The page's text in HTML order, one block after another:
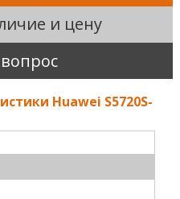
и цену
Huawei S5720S-